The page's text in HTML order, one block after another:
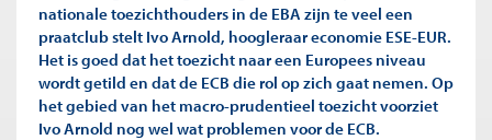
nationale toezichthouders in de EBA zijn te veel een
praatclub stelt Ivo Arnold, hoogleraar economie ESE-EUR.
Het is goed dat het toezicht naar een Europees niveau
wordt getild en dat de ECB die rol op zich gaat nemen. Op
het gebied van het macro-prudentieel toezicht voorziet
Ivo Arnold nog wel wat problemen voor de ECB.